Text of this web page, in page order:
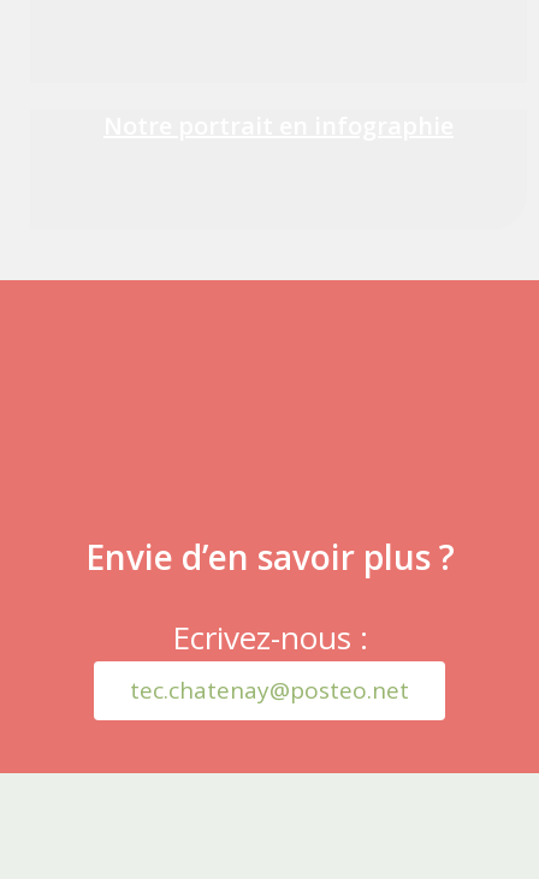
Envie d’en savoir plus ?
Ecrivez-nous :
tec.chatenay@posteo.net